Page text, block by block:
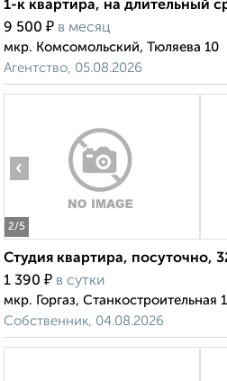
1-к квартира, на длительный
9 500 ₽ в месяц
мкр. Комсомольский, Тюляева 10
Агентство, 05.08.2026
2/5
‹
Студия квартира, посуточно,
1 390 ₽ в сутки
мкр. Горгаз, Станкостроительная
Собственник, 04.08.2026